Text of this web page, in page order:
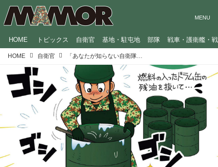
HOME トピックス 自衛官 基地・駐屯地 部隊 戦車・護衛艦・
HOME 自衛官